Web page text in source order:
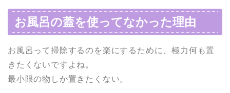
お風呂の蓋を使ってなかった理由
お風呂って掃除するのを楽にするために、極力何も置
きたくないですよね。
最小限の物しか置きたくない。